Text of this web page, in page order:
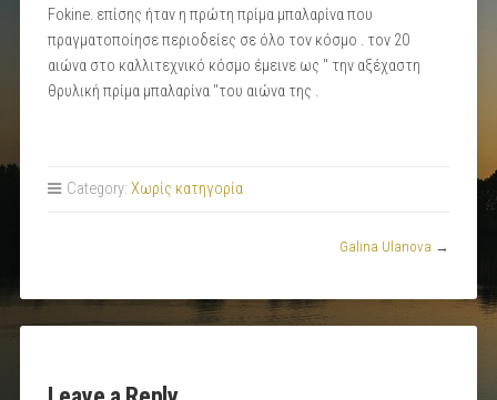
Fokine. επίσης ήταν η πρώτη πρίμα μπαλαρίνα που
πραγματοποίησε περιοδείες σε όλο τον κόσμο . τον 20
αιώνα στο καλλιτεχνικό κόσμο έμεινε ως '' την αξέχαστη
θρυλική πρίμα μπαλαρίνα ''του αιώνα της .
Category: Χωρίς κατηγορία
Galina Ulanova →